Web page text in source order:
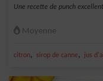
Une recette de punch
Moyenne
citron, sirop de canne, jus